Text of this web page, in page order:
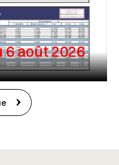
6 août 2026